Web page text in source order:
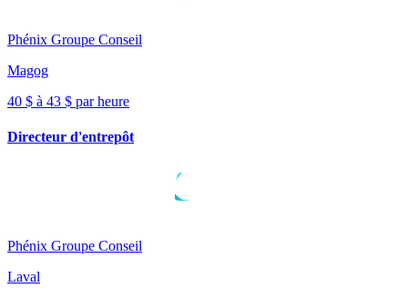
Phénix Groupe Conseil
Magog
40 $ à 43 $ par heure
Directeur d'entrepôt
Phénix Groupe Conseil
Laval